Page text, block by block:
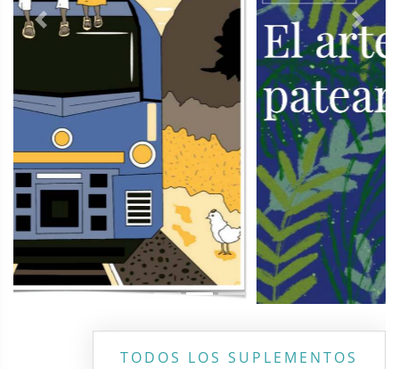
Previous Next
TODOS LOS SUPLEMENTOS